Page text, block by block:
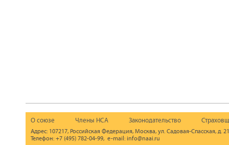
О союзе Члены НСА Законодательство
Адрес: 107217, Российская Федерация, Москва, ул. Садовая-Спасская, д.
Телефон: +7 (495) 782-04-99, e-mail: info@naai.ru